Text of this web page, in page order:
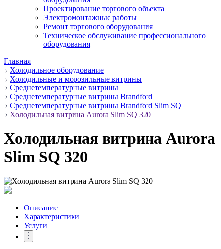
Проектирование торгового объекта
Электромонтажные работы
Ремонт торгового оборудования
Техническое обслуживание профессионального
оборудования
Главная
Холодильное оборудование
Холодильные и морозильные витрины
Среднетемпературные витрины
Среднетемпературные витрины Brandford
Среднетемпературные витрины Brandford Slim SQ
Холодильная витрина Aurora Slim SQ 320
Холодильная витрина Aurora
Slim SQ 320
Описание
Характеристики
Услуги